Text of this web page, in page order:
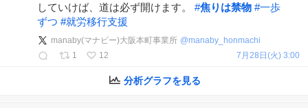
消
していけば、道は必ず開けます。 #焦りは禁物 #一歩
ずつ #就労移行支援
manaby(マナビー)大阪本町事業所 @manaby_honmachi
1
12 7月28日(火) 3:00
分析グラフを見る